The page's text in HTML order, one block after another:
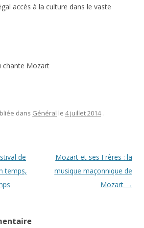
accès à la culture dans le vaste
chante Mozart
dans Général le 4 juillet 2014 .
de
temps,
Mozart et ses Frères : la
musique maçonnique de
Mozart →